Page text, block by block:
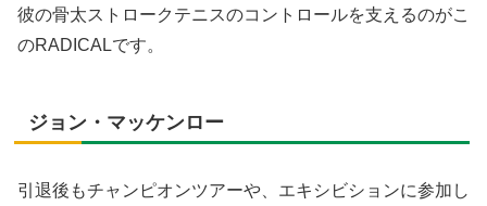
彼の骨太ストロークテニスのコントロールを支えるのがこ
のRADICALです。
ジョン・マッケンロー
引退後もチャンピオンツアーや、エキシビションに参加し